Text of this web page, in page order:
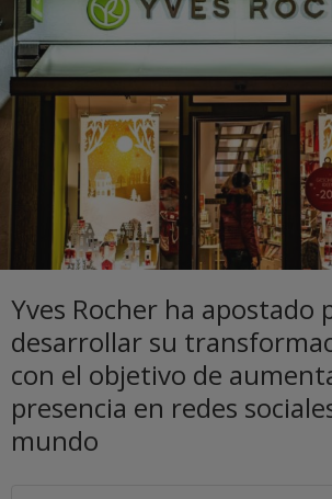
Yves Rocher ha apostado
desarrollar su
con el objetivo de
presencia en redes
mundo